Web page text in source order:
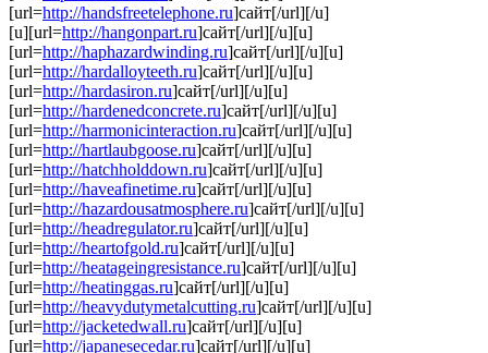
[url=http://handsfreetelephone.ru]сайт[/url][/u]
[u][url=http://hangonpart.ru]сайт[/url][/u][u]
[url=http://haphazardwinding.ru]сайт[/url][/u][u]
[url=http://hardalloyteeth.ru]сайт[/url][/u][u]
[url=http://hardasiron.ru]сайт[/url][/u][u]
[url=http://hardenedconcrete.ru]сайт[/url][/u][u]
[url=http://harmonicinteraction.ru]сайт[/url][/u][u]
[url=http://hartlaubgoose.ru]сайт[/url][/u][u]
[url=http://hatchholddown.ru]сайт[/url][/u][u]
[url=http://haveafinetime.ru]сайт[/url][/u][u]
[url=http://hazardousatmosphere.ru]сайт[/url][/u][u]
[url=http://headregulator.ru]сайт[/url][/u][u]
[url=http://heartofgold.ru]сайт[/url][/u][u]
[url=http://heatageingresistance.ru]сайт[/url][/u][u]
[url=http://heatinggas.ru]сайт[/url][/u][u]
[url=http://heavydutymetalcutting.ru]сайт[/url][/u][u]
[url=http://jacketedwall.ru]сайт[/url][/u][u]
[url=http://japanesecedar.ru]сайт[/url][/u][u]